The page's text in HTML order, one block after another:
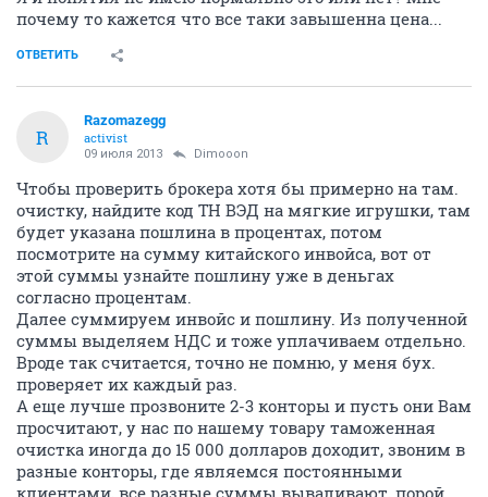
почему то кажется что все таки завышенна цена...
ОТВЕТИТЬ
R
Razomazegg
activist
09 июля 2013 Dimooon
Чтобы проверить брокера хотя бы примерно на там.
очистку, найдите код ТН ВЭД на мягкие игрушки, там
будет указана пошлина в процентах, потом
посмотрите на сумму китайского инвойса, вот от
этой суммы узнайте пошлину уже в деньгах
согласно процентам.
Далее суммируем инвойс и пошлину. Из полученной
суммы выделяем НДС и тоже уплачиваем отдельно.
Вроде так считается, точно не помню, у меня бух.
проверяет их каждый раз.
А еще лучше прозвоните 2-3 конторы и пусть они Вам
просчитают, у нас по нашему товару таможенная
очистка иногда до 15 000 долларов доходит, звоним в
разные конторы, где являемся постоянными
клиентами, все разные суммы вываливают, порой